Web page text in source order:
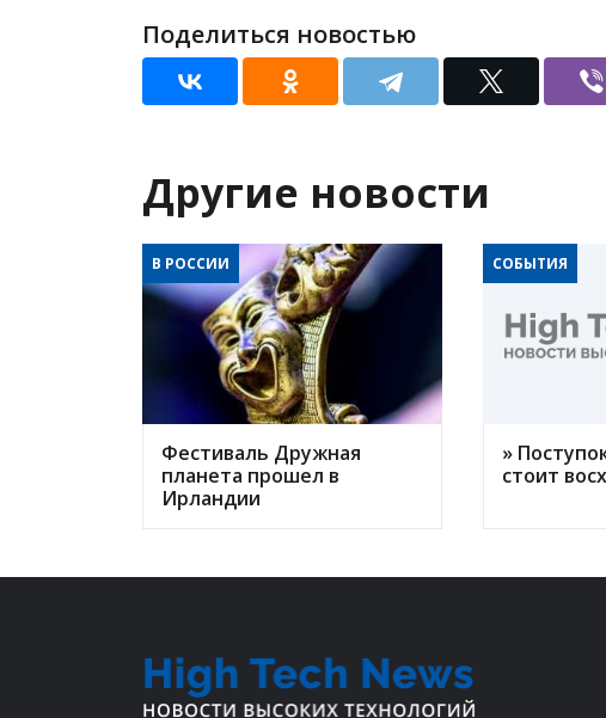
Поделиться новостью
Другие новости
В РОССИИ
Фестиваль Дружная
планета прошел в
Ирландии
СОБЫТИЯ
»
стоит